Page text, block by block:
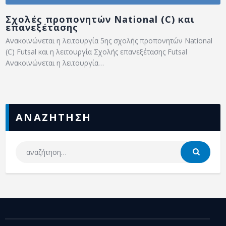
Σχολές προπονητών National (C) και
επανεξέτασης
Ανακοινώνεται η λειτουργία 5ης σχολής προπονητών National
(C) Futsal και η λειτουργία Σχολής επανεξέτασης Futsal
Ανακοινώνεται η λειτουργία…
ΑΝΑΖΗΤΗΣΗ